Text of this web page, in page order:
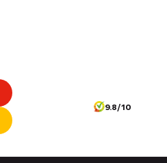
9.8/10